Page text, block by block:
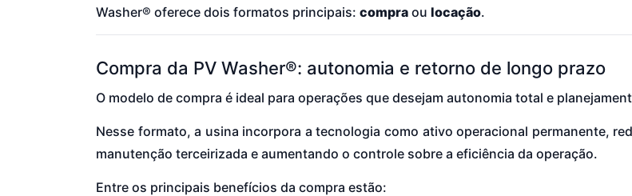
Washer® oferece dois formatos principais: compra ou locação.
Compra da PV Washer®: autonomia e retorno de longo prazo
O modelo de compra é ideal para operações que desejam autonomia total e
Nesse formato, a usina incorpora a tecnologia como ativo operacional permanente,
manutenção terceirizada e aumentando o controle sobre a eficiência da operação.
Entre os principais benefícios da compra estão: